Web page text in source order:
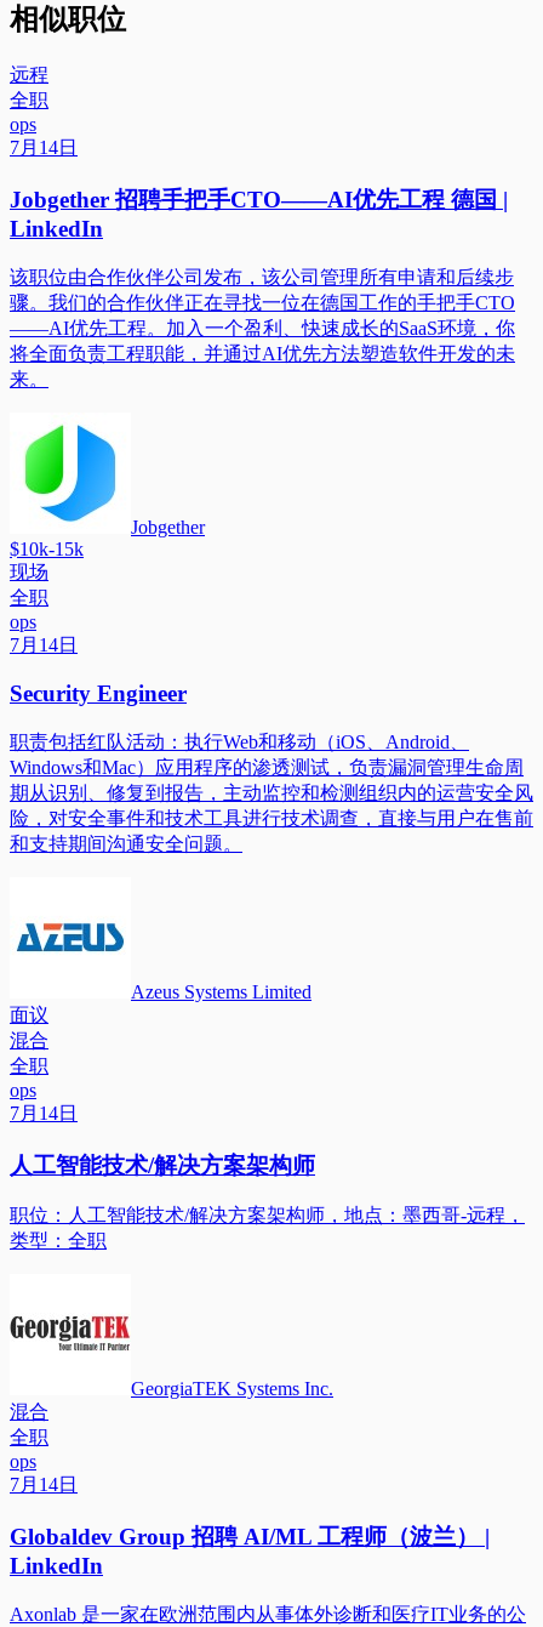
相似职位
远程
全职
ops
7月14日
Jobgether 招聘手把手CTO——AI优先工程 德国 |
LinkedIn
该职位由合作伙伴公司发布，该公司管理所有申请和后续步
骤。我们的合作伙伴正在寻找一位在德国工作的手把手CTO
——AI优先工程。加入一个盈利、快速成长的SaaS环境，你
将全面负责工程职能，并通过AI优先方法塑造软件开发的未
来。
Jobgether
$10k-15k
现场
全职
ops
7月14日
Security Engineer
职责包括红队活动：执行Web和移动（iOS、Android、
Windows和Mac）应用程序的渗透测试，负责漏洞管理生命周
期从识别、修复到报告，主动监控和检测组织内的运营安全风
险，对安全事件和技术工具进行技术调查，直接与用户在售前
和支持期间沟通安全问题。
Azeus Systems Limited
面议
混合
全职
ops
7月14日
人工智能技术/解决方案架构师
职位：人工智能技术/解决方案架构师，地点：墨西哥-远程，
类型：全职
GeorgiaTEK Systems Inc.
混合
全职
ops
7月14日
Globaldev Group 招聘 AI/ML 工程师（波兰） |
LinkedIn
Axonlab 是一家在欧洲范围内从事体外诊断和医疗IT业务的公